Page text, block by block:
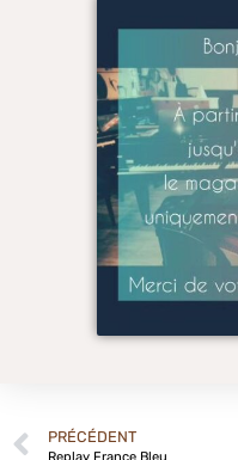
PRÉCÉDENT
Replay France Bleu